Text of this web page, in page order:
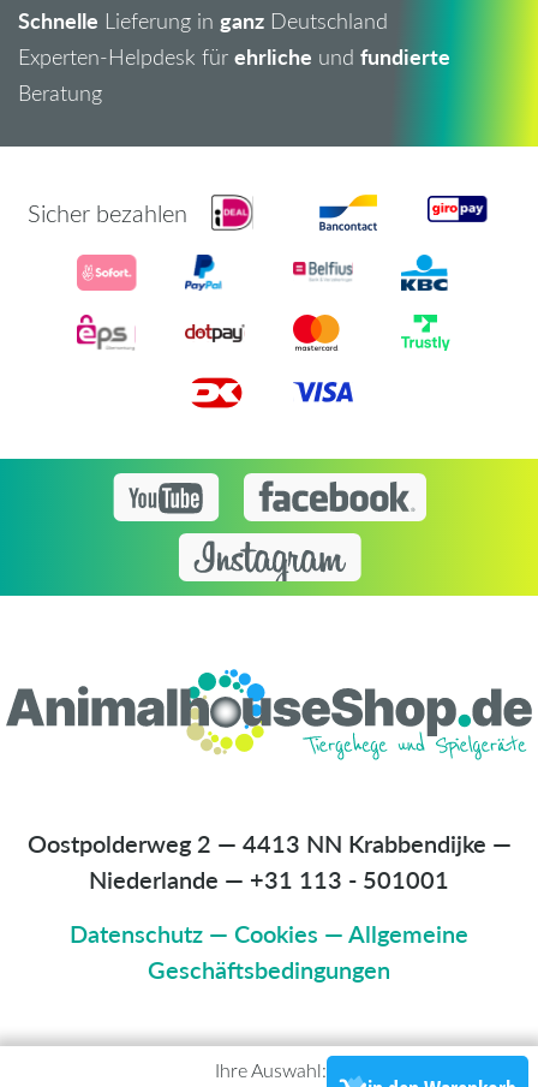
Ihre Auswahl:
Schnelle Lieferung in ganz Deutschland
Experten-Helpdesk für ehrliche und fundierte
Beratung
Sicher bezahlen
Oostpolderweg 2 — 4413 NN Krabbendijke —
Niederlande — +31 113 - 501001
Datenschutz — Cookies —Allgemeine
Geschäftsbedingungen